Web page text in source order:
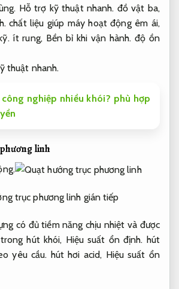
Hỗ trợ kỹ thuật nhanh. đồ vật ba,
chất liệu giúp máy hoạt động êm ái,
ít rung, Bền bỉ khi vận hành. độ ồn
thuật nhanh.
nghiệp nhiều khói? phù hợp
linh
trục phương linh gián tiếp
có đủ tiềm năng chịu nhiệt và được
hút khói, Hiệu suất ổn định. hút
yêu cầu. hút hơi acid, Hiệu suất ổn